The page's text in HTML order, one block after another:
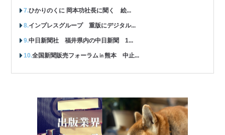
ひかりのくに 岡本功社長に聞く 絵...
インプレスグループ 重版にデジタル...
中日新聞社 福井県内の中日新聞 1...
全国新聞販売フォーラム㏌熊本 中止...